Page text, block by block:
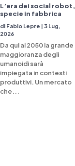
L’era dei social robot,
specie in fabbrica
di Fabio Lepre
3 Lug,
2026
Da qui al 2050 la grande
maggioranza degli
umanoidi sarà
impiegata in contesti
produttivi. Un mercato
che...